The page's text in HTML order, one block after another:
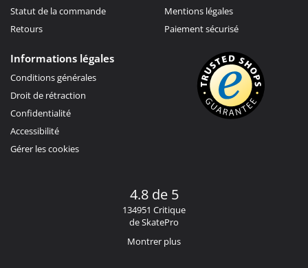
Statut de la commande
Retours
Mentions légales
Paiement sécurisé
Informations légales
Conditions générales
Droit de rétraction
Confidentialité
Accessibilité
Gérer les cookies
4.8 de 5
134951 Critique
de SkatePro
Montrer plus